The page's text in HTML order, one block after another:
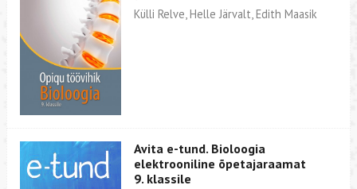
Külli Relve, Helle Järvalt, Edith Maasik
Avita e-tund. Bioloogia
elektrooniline õpetajaraamat
9. klassile